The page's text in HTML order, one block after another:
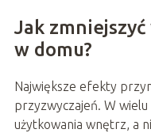
Jak
w domu?
Największe efekty
przyzwyczajeń. W wielu
użytkowania wnętrz, a